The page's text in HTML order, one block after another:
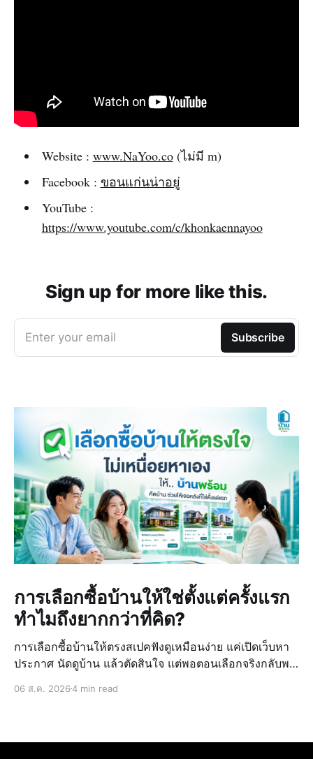
Website : www.NaYoo.co(ไม่มี m)‌‌
Facebook : ขอนแก่นน่าอยู่‌‌
YouTube :
https://www.youtube.com/c/khonkaennayoo
Sign up for more like this.
Enter your email Subscribe
การเลือกซื้อบ้านให้ใช่ตั้งแต่ครั้งแรก
ทำไมถึงยากกว่าที่คิด?
การเลือกซื้อบ้านให้ตรงสเปคฟังดูเหมือนง่าย แค่เปิดเว็บหา
ประกาศ นัดดูบ้าน แล้วตัดสินใจ แต่พอตอนเลือกจริงกลับพบ
ราคาที่ไม่ตรงกัน และไม่มั่นใจในทำเลหรือสภาพจริงของ
06 ส.ค. 20264 min read